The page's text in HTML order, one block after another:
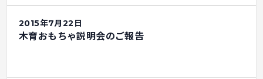
2015年7月22日
木育おもちゃ説明会のご報告